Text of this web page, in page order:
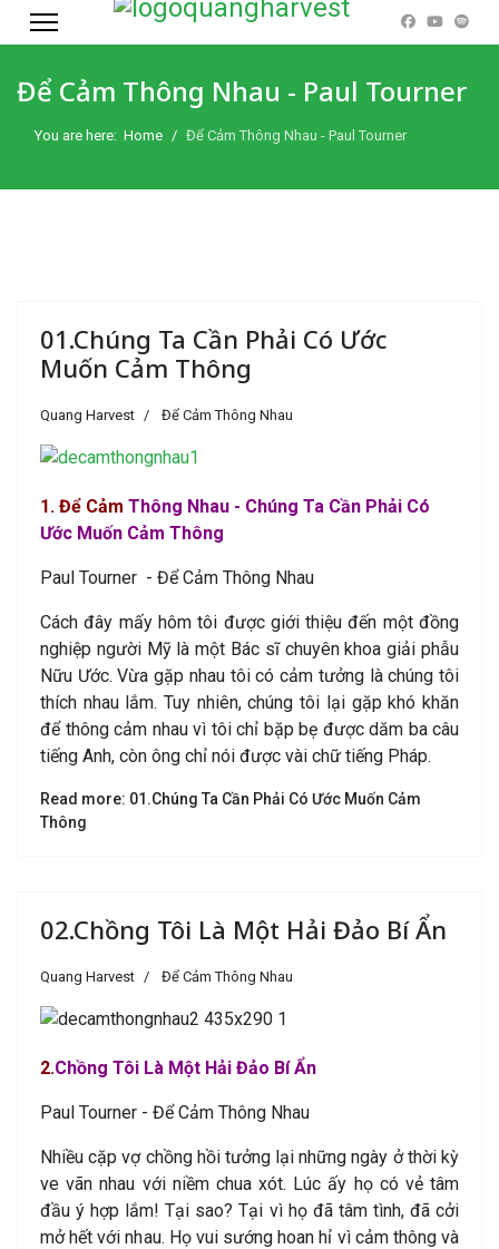
Để Cảm Thông Nhau - Paul Tourner
You are here: Home Để Cảm Thông Nhau - Paul Tourner
01.Chúng Ta Cần Phải Có Ước
Muốn Cảm Thông
Quang Harvest Để Cảm Thông Nhau
1. Để Cảm Thông Nhau - Chúng Ta Cần Phải Có
Ước Muốn Cảm Thông
Paul Tourner - Để Cảm Thông Nhau
Cách đây mấy hôm tôi được giới thiệu đến một đồng
nghiệp người Mỹ là một Bác sĩ chuyên khoa giải phẫu
Nữu Ước. Vừa gặp nhau tôi có cảm tưởng là chúng tôi
thích nhau lắm. Tuy nhiên, chúng tôi lại gặp khó khăn
để thông cảm nhau vì tôi chỉ bặp bẹ được dăm ba câu
tiếng Anh, còn ông chỉ nói được vài chữ tiếng Pháp.
Read more: 01.Chúng Ta Cần Phải Có Ước Muốn Cảm
Thông
02.Chồng Tôi Là Một Hải Đảo Bí Ẩn
Quang Harvest Để Cảm Thông Nhau
2.Chồng Tôi Là Một Hải Đảo Bí Ẩn
Paul Tourner - Để Cảm Thông Nhau
Nhiều cặp vợ chồng hồi tưởng lại những ngày ở thời kỳ
ve vãn nhau với niềm chua xót. Lúc ấy họ có vẻ tâm
đầu ý hợp lắm! Tại sao? Tại vì họ đã tâm tình, đã cởi
mở hết với nhau. Họ vui sướng hoan hỉ vì cảm thông và